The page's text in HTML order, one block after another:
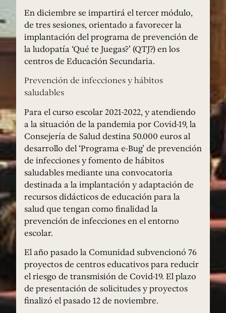
En diciembre se impartirá el tercer módulo,
de tres sesiones, orientado a favorecer la
implantación del programa de prevención de
la ludopatía ‘Qué te Juegas?’ (QTJ?) en los
centros de Educación Secundaria.
Prevención de infecciones y hábitos
saludables
Para el curso escolar 2021-2022, y atendiendo
a la situación de la pandemia por Covid-19, la
Consejería de Salud destina 50.000 euros al
desarrollo del ‘Programa e-Bug’ de prevención
de infecciones y fomento de hábitos
saludables mediante una convocatoria
destinada a la implantación y adaptación de
recursos didácticos de educación para la
salud que tengan como finalidad la
prevención de infecciones en el entorno
escolar.
El año pasado la Comunidad subvencionó 76
proyectos de centros educativos para reducir
el riesgo de transmisión de Covid-19. El plazo
de presentación de solicitudes y proyectos
finalizó el pasado 12 de noviembre.